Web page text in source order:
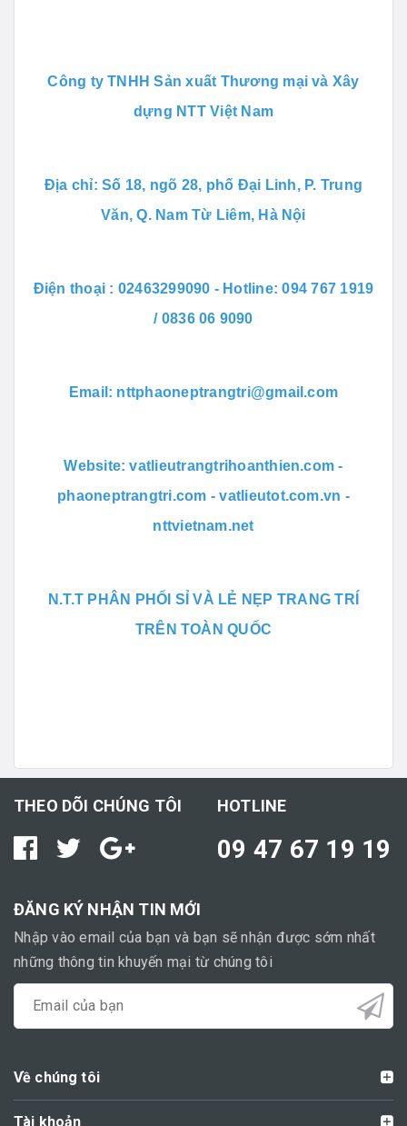
Công ty TNHH Sản xuất Thương mại và Xây
dựng NTT Việt Nam
Địa chỉ: Số 18, ngõ 28, phố Đại Linh, P. Trung
Văn, Q. Nam Từ Liêm, Hà Nội
Điện thoại : 02463299090 - Hotline: 094 767 1919
/ 0836 06 9090
Email: nttphaoneptrangtri@gmail.com
Website: vatlieutrangtrihoanthien.com -
phaoneptrangtri.com - vatlieutot.com.vn -
nttvietnam.net
N.T.T PHÂN PHỐI SỈ VÀ LẺ NẸP TRANG TRÍ
TRÊN TOÀN QUỐC
THEO DÕI CHÚNG TÔI HOTLINE
09 47 67 19 19
ĐĂNG KÝ NHẬN TIN MỚI
Nhập vào email của bạn và bạn sẽ nhận được sớm nhất
những thông tin khuyến mại từ chúng tôi
Về chúng tôi
Tài khoản